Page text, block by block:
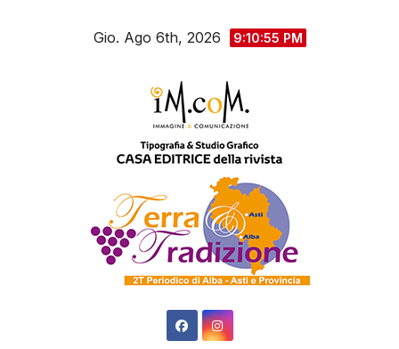
Gio. Ago 6th, 2026 9:10:56 PM